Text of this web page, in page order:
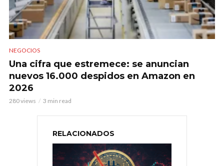
NEGOCIOS
Una cifra que estremece: se anuncian
nuevos 16.000 despidos en Amazon en
2026
280 views 3 min read
RELACIONADOS